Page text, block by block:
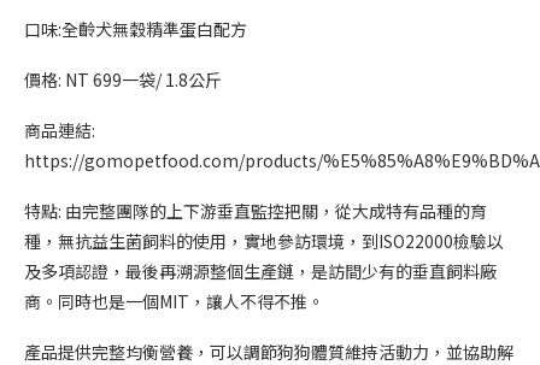
口味:全齡犬無穀精準蛋白配方
價格: NT 699一袋/ 1.8公斤
商品連結:
https://gomopetfood.com/products/
特點: 由完整團隊的上下游垂直監控把關，從大成特有品種的育
種，無抗益生菌飼料的使用，實地參訪環境，到ISO22000檢驗以
及多項認證，最後再溯源整個生產鏈，是訪間少有的垂直飼料廠
商。同時也是一個MIT，讓人不得不推。
產品提供完整均衡營養，可以調節狗狗體質維持活動力，並協助解